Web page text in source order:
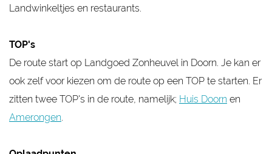
Landwinkeltjes en restaurants.
TOP's
De route start op Landgoed Zonheuvel in Doorn. Je kan er
ook zelf voor kiezen om de route op een TOP te starten. Er
zitten twee TOP's in de route, namelijk; Huis Doorn en
Amerongen.